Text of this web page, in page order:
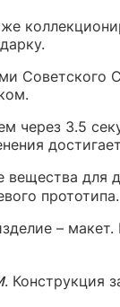
3.5
прототипа.
–
. Конструкция